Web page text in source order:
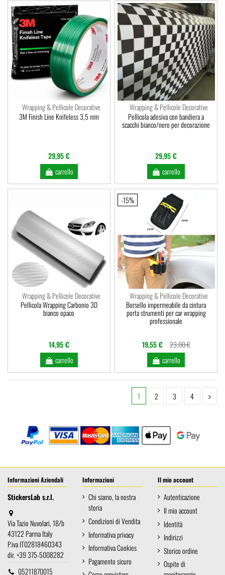
Wrapping & Pellicole Decorative
3M Finish Line Knifeless 3,5 mm
29,95 €
carrello
Wrapping & Pellicole Decorative
Pellicola adesiva con bandiera a
scacchi bianco/nero per decorazione
29,95 €
carrello
Wrapping & Pellicole Decorative
Pellicola Wrapping Carbonio 3D
bianco opaco
14,95 €
carrello
-15%
Wrapping & Pellicole Decorative
Borsello impermeabile da cintura
porta strumenti per car wrapping
professionale
19,55 €
23,00 €
carrello
1 2 3 4
Informazioni Aziendali
StickersLab s.r.l.
Via Tazio Nuvolari, 18/b
43122 Parma Italy
P.iva IT02818460343
dir. +39 375-5008282
05211870015
Informazioni
Chi siamo, la nostra
storia
Condizioni di Vendita
Informativa privacy
Informativa Cookies
Pagamento sicuro
Il mio account
Autenticazione
Il mio account
Identità
Indirizzi
Storico ordine
Ospite di